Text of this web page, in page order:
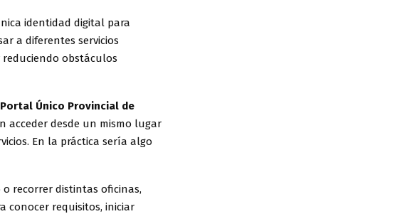
identidad digital para
a diferentes servicios
obstáculos
Portal Único Provincial de
acceder desde un mismo lugar
En la práctica sería algo
recorrer distintas oficinas,
conocer requisitos, iniciar